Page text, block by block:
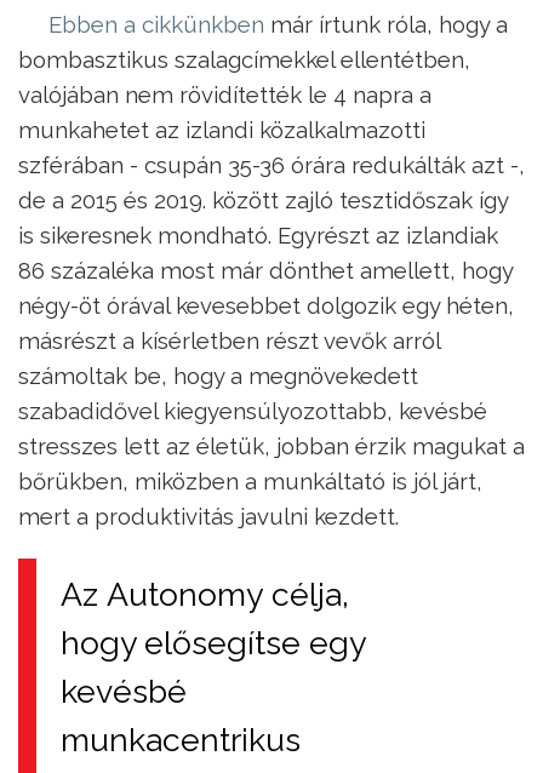
Ebben a cikkünkben már írtunk róla, hogy a
bombasztikus szalagcímekkel ellentétben,
valójában nem rövidítették le 4 napra a
munkahetet az izlandi közalkalmazotti
szférában - csupán 35-36 órára redukálták azt -,
de a 2015 és 2019. között zajló tesztidőszak így
is sikeresnek mondható. Egyrészt az izlandiak
86 százaléka most már dönthet amellett, hogy
négy-öt órával kevesebbet dolgozik egy héten,
másrészt a kísérletben részt vevők arról
számoltak be, hogy a megnövekedett
szabadidővel kiegyensúlyozottabb, kevésbé
stresszes lett az életük, jobban érzik magukat a
bőrükben, miközben a munkáltató is jól járt,
mert a produktivitás javulni kezdett.
Az Autonomy célja,
hogy elősegítse egy
kevésbé
munkacentrikus